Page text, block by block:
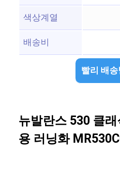
색상계열
배송비
빨리 배
뉴발란스 530 클
용 러닝화